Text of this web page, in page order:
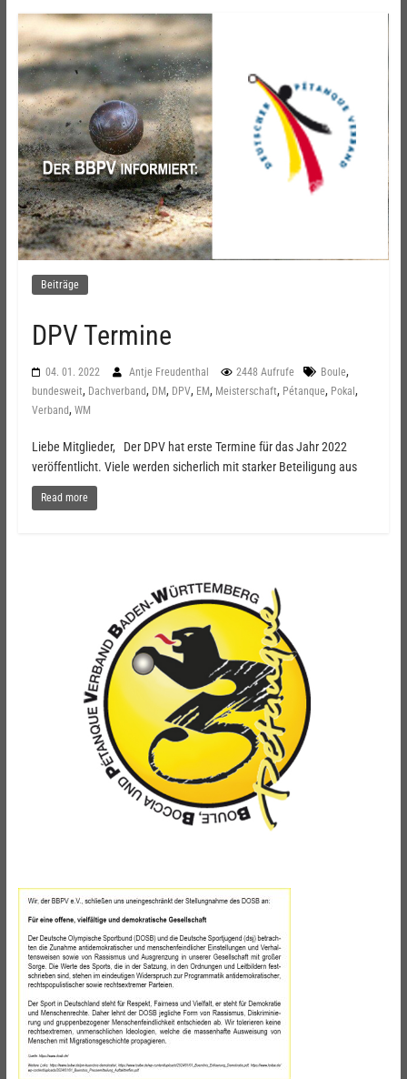
Beiträge
DPV Termine
04. 01. 2022 Antje Freudenthal 2448 Aufrufe Boule,
bundesweit, Dachverband, DM, DPV, EM, Meisterschaft, Pétanque, Pokal ,
Verband, WM
Liebe Mitglieder, Der DPV hat erste Termine für das Jahr 2022
veröffentlicht. Viele werden sicherlich mit starker Beteiligung aus
Read more